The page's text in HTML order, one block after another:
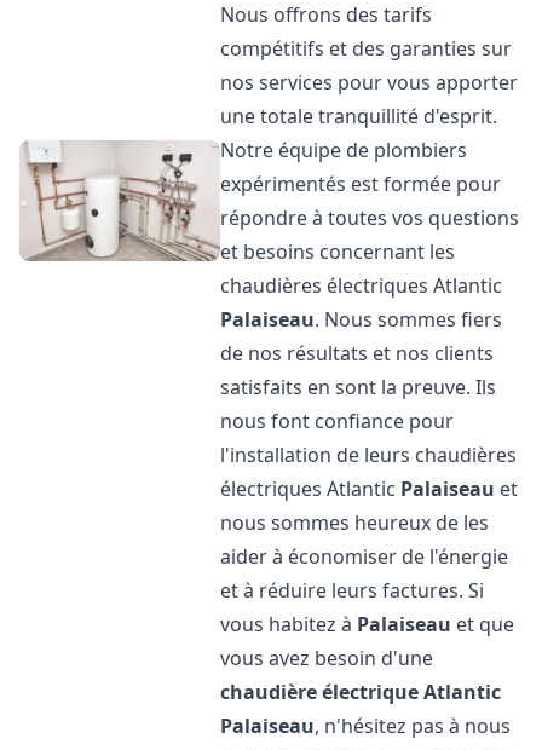
Nous offrons des tarifs
compétitifs et des garanties sur
nos services pour vous apporter
une totale tranquillité d'esprit.
Notre équipe de plombiers
expérimentés est formée pour
répondre à toutes vos questions
et besoins concernant les
chaudières électriques Atlantic
Palaiseau. Nous sommes fiers
de nos résultats et nos clients
satisfaits en sont la preuve. Ils
nous font confiance pour
l'installation de leurs chaudières
électriques Atlantic Palaiseau et
nous sommes heureux de les
aider à économiser de l'énergie
et à réduire leurs factures. Si
vous habitez à Palaiseau et que
vous avez besoin d'une
chaudière électrique Atlantic
Palaiseau, n'hésitez pas à nous